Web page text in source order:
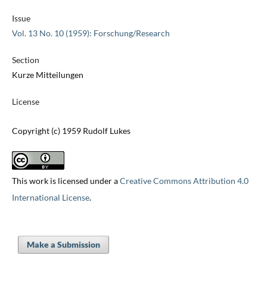
Issue
Vol. 13 No. 10 (1959): Forschung/Research
Section
Kurze Mitteilungen
License
Copyright (c) 1959 Rudolf Lukes
This work is licensed under aCreative Commons Attribution 4.0
International License.
Make a Submission